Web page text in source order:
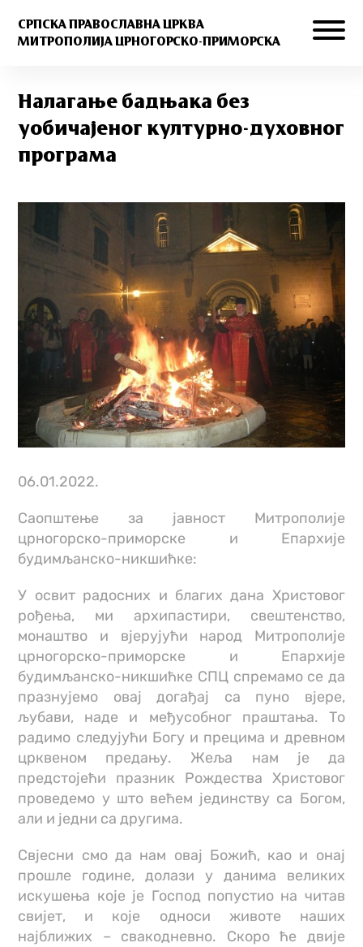
СРПСКА ПРАВОСЛАВНА ЦРКВА
МИТРОПОЛИЈА ЦРНОГОРСКО-ПРИМОРСКА
Налагање бадњака без
уобичајеног културно-духовног
програма
06.01.2022.
Саопштење за јавност Митрополије
црногорско-приморске и Епархије
будимљанско-никшићке:
У освит радосних и благих дана Христовог
рођења, ми архипастири, свештенство,
монаштво и вјерујући народ Митрополије
црногорско-приморске и Епархије
будимљанско-никшићке СПЦ спремамо се да
празнујемо овај догађај са пуно вјере,
љубави, наде и међусобног праштања. То
радимо следујући Богу и прецима и древном
црквеном предању. Жеља нам је да
предстојећи празник Рождества Христовог
проведемо у што већем јединству са Богом,
али и једни са другима.
Свјесни смо да нам овај Божић, као и онај
прошле године, долази у данима великих
искушења које је Господ попустио на читав
свијет, и које односи животе наших
најближих – свакодневно. Скоро ће двије